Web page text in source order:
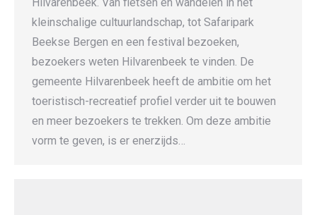
kleinschalige cultuurlandschap, tot Safaripark
Beekse Bergen en een festival bezoeken,
bezoekers weten Hilvarenbeek te vinden. De
gemeente Hilvarenbeek heeft de ambitie om het
toeristisch-recreatief profiel verder uit te bouwen
en meer bezoekers te trekken. Om deze ambitie
vorm te geven, is er enerzijds…